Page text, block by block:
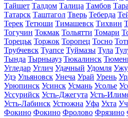
Тайшет Талдом Талица Тамбов Тара
Татарск Таштагол Тверь Теберда
Терек Тетюши Тимашевск Тихвин
Тогучин Токмак Тольятти Томари
Торецьк Торжок Торопец Тосно
Трубчевск Туапсе Туймазы Тула
Тында Тырныауз Тюкалинск
Угледар Углич Удачный Удомля
Удэ Ульяновск Унеча Урай Урень
Урюпинск Усинск Усмань Усолье
Уссурийск Усть-Джегута Усть-
Усть-Лабинск Устюжна Уфа Ухта
Фокино Фокино Фролово Фрязино